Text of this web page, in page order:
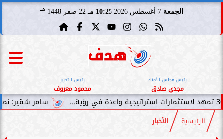
الجمعة 7 أغسطس 2026 10:25 مـ 22 صفر 1448 هـ
رئيس مجلس الأمناء
مجدي صادق
رئيس التحرير
محمود معروف
سامر شقير: نمو صناديق
الرئيسية الأخبار